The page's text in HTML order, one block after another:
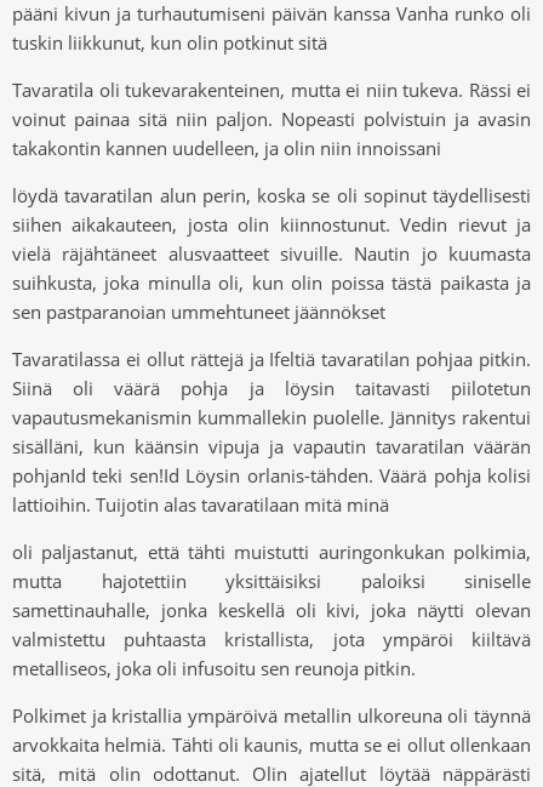
pääni kivun ja turhautumiseni päivän kanssa Vanha runko oli
tuskin liikkunut, kun olin potkinut sitä
Tavaratila oli tukevarakenteinen, mutta ei niin tukeva. Rässi ei
voinut painaa sitä niin paljon. Nopeasti polvistuin ja avasin
takakontin kannen uudelleen, ja olin niin innoissani
löydä tavaratilan alun perin, koska se oli sopinut täydellisesti
siihen aikakauteen, josta olin kiinnostunut. Vedin rievut ja
vielä räjähtäneet alusvaatteet sivuille. Nautin jo kuumasta
suihkusta, joka minulla oli, kun olin poissa tästä paikasta ja
sen pastparanoian ummehtuneet jäännökset
Tavaratilassa ei ollut rättejä ja Ifeltiä tavaratilan pohjaa pitkin.
Siinä oli väärä pohja ja löysin taitavasti piilotetun
vapautusmekanismin kummallekin puolelle. Jännitys rakentui
sisälläni, kun käänsin vipuja ja vapautin tavaratilan väärän
pohjanId teki sen!Id Löysin orlanis-tähden. Väärä pohja kolisi
lattioihin. Tuijotin alas tavaratilaan mitä minä
oli paljastanut, että tähti muistutti auringonkukan polkimia,
mutta hajotettiin yksittäisiksi paloiksi siniselle
samettinauhalle, jonka keskellä oli kivi, joka näytti olevan
valmistettu puhtaasta kristallista, jota ympäröi kiiltävä
metalliseos, joka oli infusoitu sen reunoja pitkin.
Polkimet ja kristallia ympäröivä metallin ulkoreuna oli täynnä
arvokkaita helmiä. Tähti oli kaunis, mutta se ei ollut ollenkaan
sitä, mitä olin odottanut. Olin ajatellut löytää näppärästi